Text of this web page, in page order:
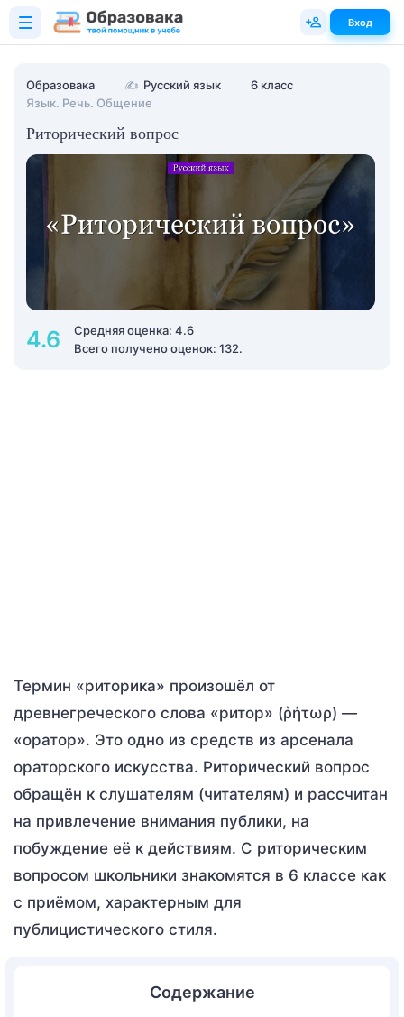
Образовака ✍ Русский язык
6 класс
Язык. Речь. Общение
Риторический вопрос
4.6
Средняя оценка: 4.6
Всего получено оценок: 132.
Термин «риторика» произошёл от
древнегреческого слова «ритор» (ῥήτωρ) —
«оратор». Это одно из средств из арсенала
ораторского искусства. Риторический вопрос
обращён к слушателям (читателям) и рассчитан
на привлечение внимания публики, на
побуждение её к действиям. С риторическим
вопросом школьники знакомятся в 6 классе как
с приёмом, характерным для
публицистического стиля.
Содержание
Вход